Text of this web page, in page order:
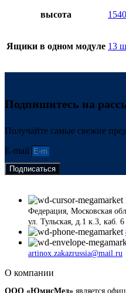
высота
Ящики в одном модуле 13
Подпишитесь на
Получайте самые свежие
E-mail
Подписаться
Федерация, Московская
ул. Тульская, д.1 к.3, каб. 6
artinox.zakazrussia@mail.ru
О компании
ООО «ЮмисМед» является